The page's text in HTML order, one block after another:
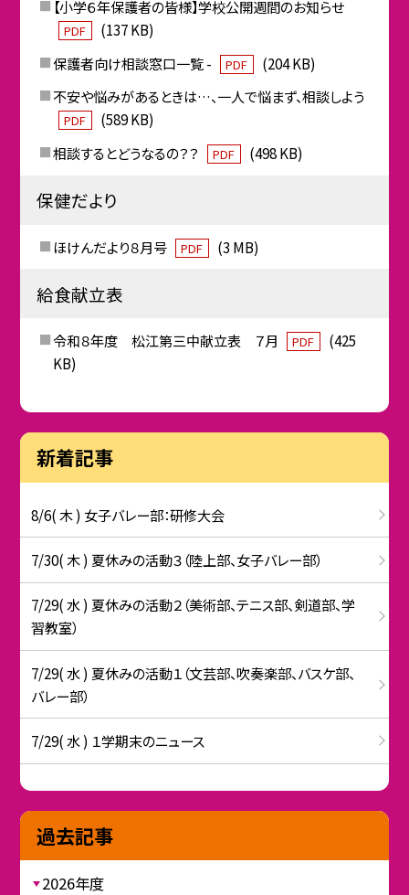
【小学６年保護者の皆様】学校公開週間のお知らせ
PDF
(137 KB)
保護者向け相談窓口一覧 -
PDF
(204 KB)
不安や悩みがあるときは…、一人で悩まず、相談しよう
PDF
(589 KB)
相談するとどうなるの？？
PDF (498 KB)
保健だより
ほけんだより８月号 PDF (3 MB)
給食献立表
令和８年度 松江第三中献立表 ７月 PDF
(425
KB)
新着記事
8/6( 木 ) 女子バレー部：研修大会
7/30( 木 ) 夏休みの活動３（陸上部、女子バレー部）
7/29( 水 ) 夏休みの活動２（美術部、テニス部、剣道部、学
習教室）
7/29( 水 ) 夏休みの活動１（文芸部、吹奏楽部、バスケ部、
バレー部）
7/29( 水 ) １学期末のニュース
過去記事
2026年度